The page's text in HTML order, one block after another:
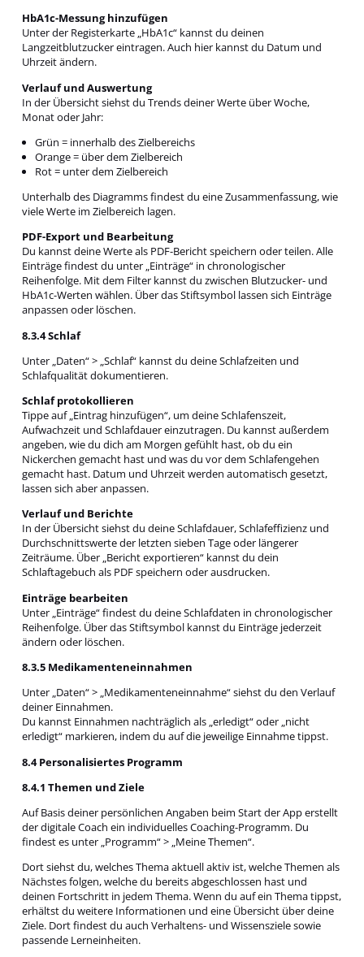
HbA1c-Messung hinzufügen
Unter der Registerkarte „HbA1c“ kannst du deinen
Langzeitblutzucker eintragen. Auch hier kannst du Datum und
Uhrzeit ändern.
Verlauf und Auswertung
In der Übersicht siehst du Trends deiner Werte über Woche,
Monat oder Jahr:
Grün = innerhalb des Zielbereichs
Orange = über dem Zielbereich
Rot = unter dem Zielbereich
Unterhalb des Diagramms findest du eine Zusammenfassung, wie
viele Werte im Zielbereich lagen.
PDF-Export und Bearbeitung
Du kannst deine Werte als PDF-Bericht speichern oder teilen. Alle
Einträge findest du unter „Einträge“ in chronologischer
Reihenfolge. Mit dem Filter kannst du zwischen Blutzucker- und
HbA1c-Werten wählen. Über das Stiftsymbol lassen sich Einträge
anpassen oder löschen.
8.3.4 Schlaf
Unter „Daten“ > „Schlaf“ kannst du deine Schlafzeiten und
Schlafqualität dokumentieren.
Schlaf protokollieren
Tippe auf „Eintrag hinzufügen“, um deine Schlafenszeit,
Aufwachzeit und Schlafdauer einzutragen. Du kannst außerdem
angeben, wie du dich am Morgen gefühlt hast, ob du ein
Nickerchen gemacht hast und was du vor dem Schlafengehen
gemacht hast. Datum und Uhrzeit werden automatisch gesetzt,
lassen sich aber anpassen.
Verlauf und Berichte
In der Übersicht siehst du deine Schlafdauer, Schlafeffizienz und
Durchschnittswerte der letzten sieben Tage oder längerer
Zeiträume. Über „Bericht exportieren“ kannst du dein
Schlaftagebuch als PDF speichern oder ausdrucken.
Einträge bearbeiten
Unter „Einträge“ findest du deine Schlafdaten in chronologischer
Reihenfolge. Über das Stiftsymbol kannst du Einträge jederzeit
ändern oder löschen.
8.3.5 Medikamenteneinnahmen
Unter „Daten“ > „Medikamenteneinnahme“ siehst du den Verlauf
deiner Einnahmen.
Du kannst Einnahmen nachträglich als „erledigt“ oder „nicht
erledigt“ markieren, indem du auf die jeweilige Einnahme tippst.
8.4 Personalisiertes Programm
8.4.1 Themen und Ziele
Auf Basis deiner persönlichen Angaben beim Start der App erstellt
der digitale Coach ein individuelles Coaching-Programm. Du
findest es unter „Programm“ > „Meine Themen“.
Dort siehst du, welches Thema aktuell aktiv ist, welche Themen als
Nächstes folgen, welche du bereits abgeschlossen hast und
deinen Fortschritt in jedem Thema. Wenn du auf ein Thema tippst,
erhältst du weitere Informationen und eine Übersicht über deine
Ziele. Dort findest du auch Verhaltens- und Wissensziele sowie
passende Lerneinheiten.